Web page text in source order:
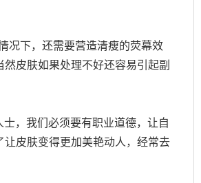
况下，还需要营造清瘦的荧幕效
皮肤如果处理不好还容易引起副
，我们必须要有职业道德，让自
皮肤变得更加美艳动人，经常去